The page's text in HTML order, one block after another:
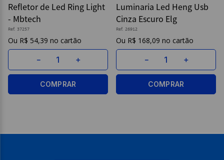
Refletor de Led Ring Light
- Mbtech
Ref. 37257
R$ 54,39
＋
－
COMPRAR
Luminaria Led Heng Usb
Cinza Escuro Elg
Ref. 26912
R$ 168,09
＋
－
COMPRAR